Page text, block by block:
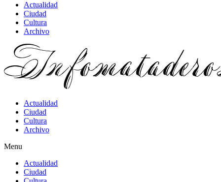
Actualidad
Ciudad
Cultura
Archivo
Actualidad
Ciudad
Cultura
Archivo
Menu
Actualidad
Ciudad